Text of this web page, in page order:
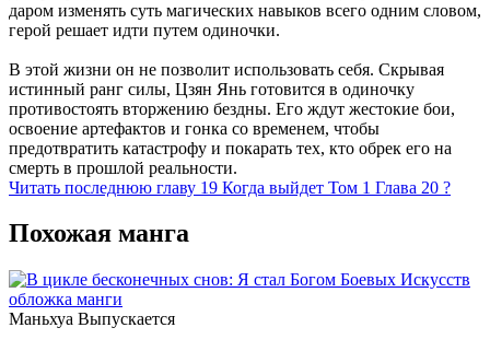
даром изменять суть магических навыков всего одним словом,
герой решает идти путем одиночки.
В этой жизни он не позволит использовать себя. Скрывая
истинный ранг силы, Цзян Янь готовится в одиночку
противостоять вторжению бездны. Его ждут жестокие бои,
освоение артефактов и гонка со временем, чтобы
предотвратить катастрофу и покарать тех, кто обрек его на
смерть в прошлой реальности.
Читать последнюю главу 19 Когда выйдет Том 1 Глава 20 ?
Похожая манга
Маньхуа Выпускается